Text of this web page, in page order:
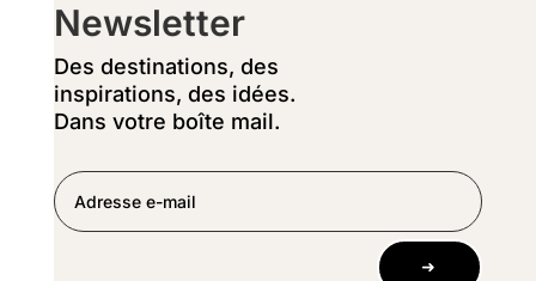
Newsletter
Des destinations, des
inspirations, des idées.
Dans votre boîte mail.
➜